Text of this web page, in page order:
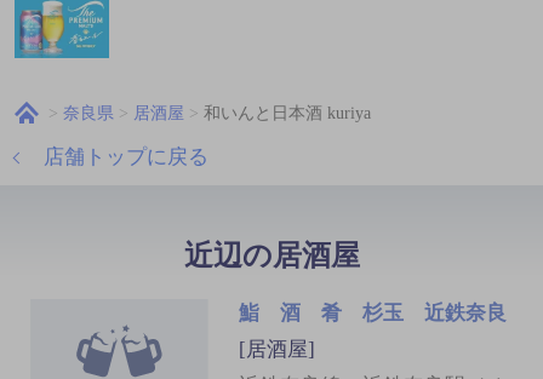
奈良県 居酒屋 和いんと日本酒 kuriya
店舗トップに戻る
近辺の居酒屋
鮨 酒 肴 杉玉 近鉄奈良
[居酒屋]